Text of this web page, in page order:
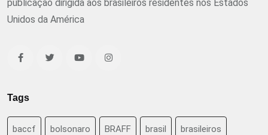
publicação dirigida aos brasileiros residentes nos Estados
Unidos da América
Tags
baccf bolsonaro BRAFF brasil brasileiros